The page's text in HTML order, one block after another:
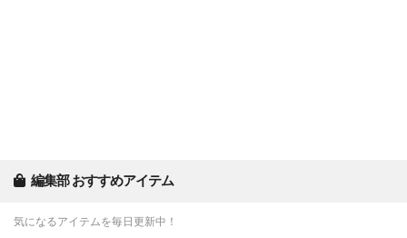
編集部 おすすめアイテム
気になるアイテムを毎日更新中！